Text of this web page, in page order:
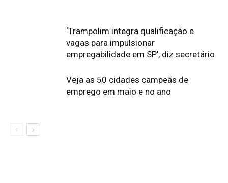
‘Trampolim integra qualificação e
vagas para impulsionar
empregabilidade em SP’, diz secretário
Veja as 50 cidades campeãs de
emprego em maio e no ano